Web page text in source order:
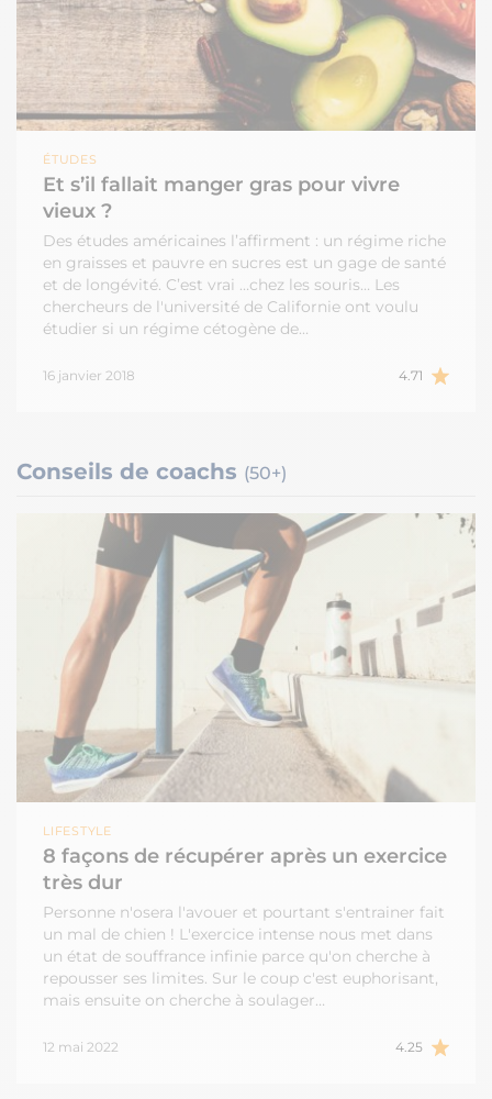
ÉTUDES
Et s’il fallait manger gras pour vivre
vieux ?
Des études américaines l’affirment : un régime riche
en graisses et pauvre en sucres est un gage de santé
et de longévité. C’est vrai …chez les souris… Les
chercheurs de l'université de Californie ont voulu
étudier si un régime cétogène de…
16 janvier 2018 4.71
Conseils de coachs (50+)
LIFESTYLE
8 façons de récupérer après un exercice
très dur
Personne n'osera l'avouer et pourtant s'entrainer fait
un mal de chien ! L'exercice intense nous met dans
un état de souffrance infinie parce qu'on cherche à
repousser ses limites. Sur le coup c'est euphorisant,
mais ensuite on cherche à soulager…
12 mai 2022 4.25